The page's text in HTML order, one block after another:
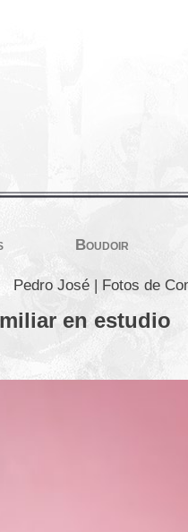
Boudoir
Pedro José | Fotos de
en estudio